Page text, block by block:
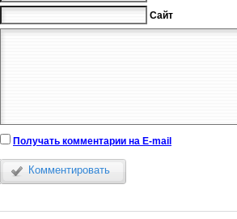
Сайт
Получать комментарии на E-mail
Комментировать